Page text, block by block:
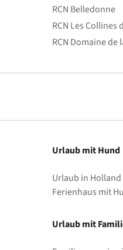
RCN Belledonne
RCN Les Collines
RCN Domaine de
Urlaub mit Hund
Urlaub in
Ferienhaus mit
Urlaub mit